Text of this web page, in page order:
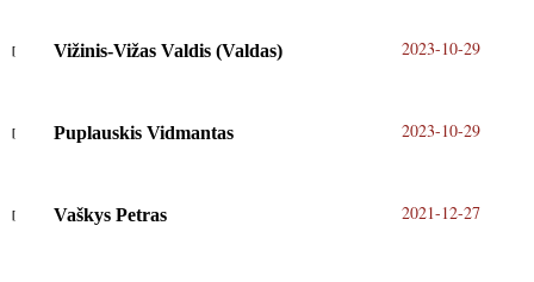
Vižinis-Vižas Valdis (Valdas) 2023-10-29
Puplauskis Vidmantas 2023-10-29
Vaškys Petras 2021-12-27